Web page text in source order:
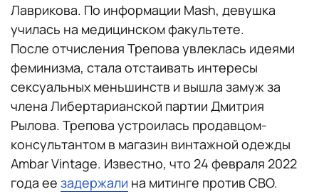
Лаврикова. По информации Mash, девушка
училась на медицинском факультете.
После отчисления Трепова увлеклась идеями
феминизма, стала отстаивать интересы
сексуальных меньшинств и вышла замуж за
члена Либертарианской партии Дмитрия
Рылова. Трепова устроилась продавцом-
консультантом в магазин винтажной одежды
Ambar Vintage. Известно, что 24 февраля 2022
года ее задержали на митинге против СВО.